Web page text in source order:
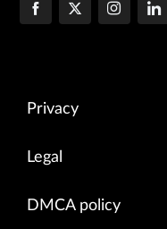
Privacy
Legal
DMCA policy